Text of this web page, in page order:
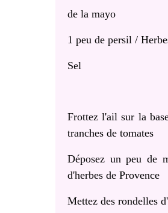
de la mayo
1 peu de persil /
Sel
Frottez l'ail sur la
tranches de tomates
Déposez un peu de
d'herbes de Provence
Mettez des rondelles